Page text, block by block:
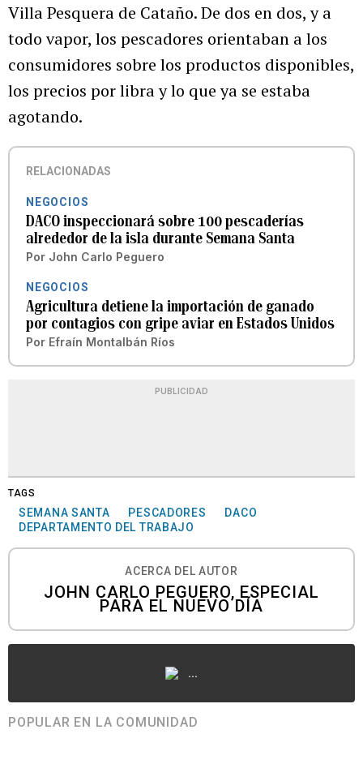
Villa Pesquera de Cataño. De dos en dos, y a
todo vapor, los pescadores orientaban a los
consumidores sobre los productos disponibles,
los precios por libra y lo que ya se estaba
agotando.
RELACIONADAS
NEGOCIOS
DACO inspeccionará sobre 100 pescaderías
alrededor de la isla durante Semana Santa
Por John Carlo Peguero
NEGOCIOS
Agricultura detiene la importación de ganado
por contagios con gripe aviar en Estados Unidos
Por Efraín Montalbán Ríos
PUBLICIDAD
TAGS
SEMANA SANTA PESCADORES
DACO
DEPARTAMENTO DEL TRABAJO
ACERCA DEL AUTOR
JOHN CARLO PEGUERO, ESPECIAL
PARA EL NUEVO DÍA
...
POPULAR EN LA COMUNIDAD